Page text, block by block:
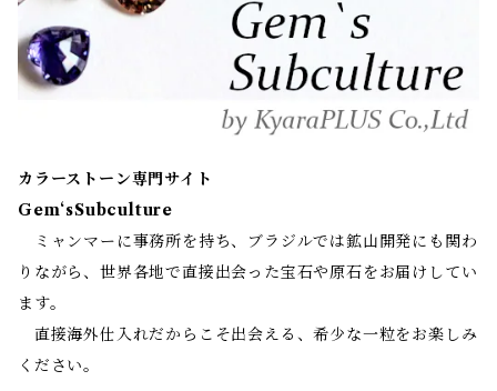
カラーストーン専門サイト
Gem‘sSubculture
ミャンマーに事務所を持ち、ブラジルでは鉱山開発にも関わ
りながら、世界各地で直接出会った宝石や原石をお届けしてい
ます。
直接海外仕入れだからこそ出会える、希少な一粒をお楽しみ
ください。